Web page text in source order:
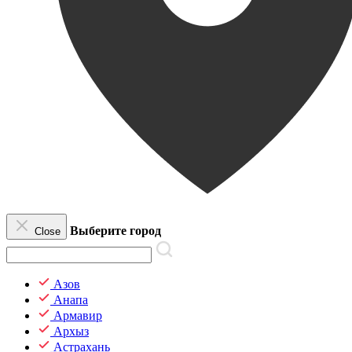
Close Выберите город
Азов
Анапа
Армавир
Архыз
Астрахань